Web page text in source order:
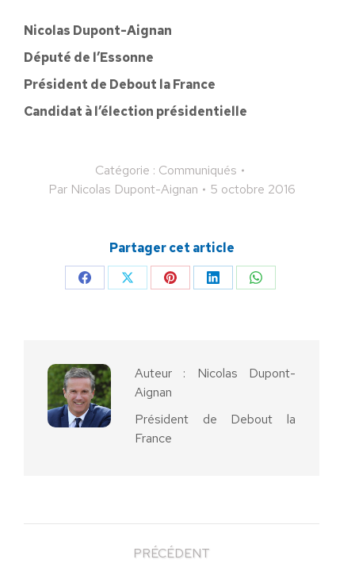
Nicolas Dupont-Aignan
Député de l’Essonne
Président de Debout la France
Candidat à l’élection présidentielle
Catégorie : Communiqués
Par Nicolas Dupont-Aignan 5 octobre 2016
Partager cet article
PartagerPartagerPartagerPartagerPartager
Auteur : Nicolas Dupont-
Aignan
Président de Debout la
France
PRÉCÉDENT